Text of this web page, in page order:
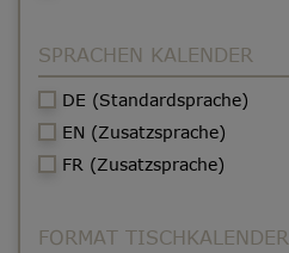
SPRACHEN KALENDER
DE (Standardsprache)
EN (Zusatzsprache)
FR (Zusatzsprache)
FORMAT TISCHKALENDER